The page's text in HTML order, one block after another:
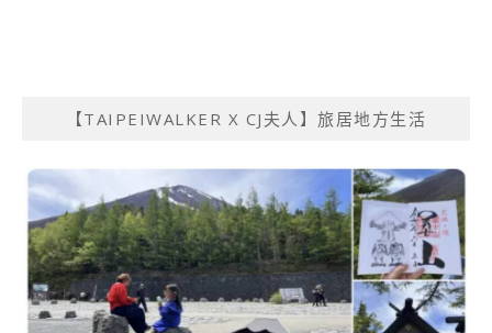
【TAIPEIWALKER X CJ夫人】旅居地方生活